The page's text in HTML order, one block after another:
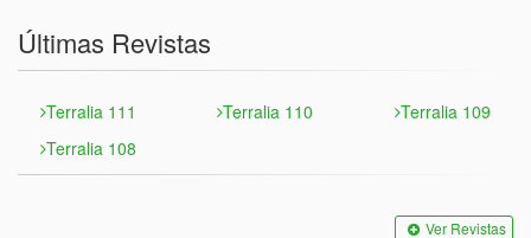
Últimas Revistas
Terralia 111 Terralia 110
Terralia 109
Terralia 108
Ver Revistas